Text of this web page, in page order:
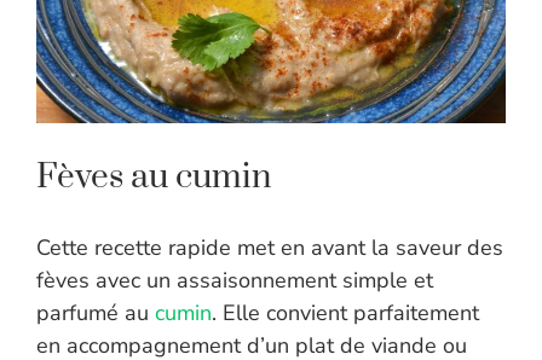
Fèves au cumin
Cette recette rapide met en avant la saveur des
fèves avec un assaisonnement simple et
parfumé au cumin. Elle convient parfaitement
en accompagnement d’un plat de viande ou